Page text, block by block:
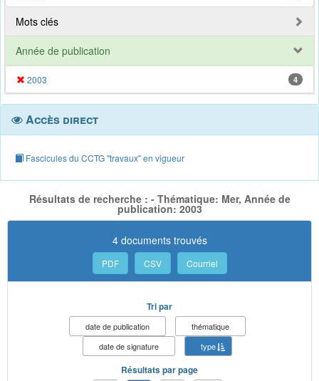
Mots clés
Année de publication
2003 4
Accès direct
Fascicules du CCTG "travaux" en vigueur
Résultats de recherche : - Thématique: Mer, Année de
publication: 2003
4 documents trouvés
PDF CSV Courriel
Tri par
date de publication
thématique
date de signature
type
Résultats par page